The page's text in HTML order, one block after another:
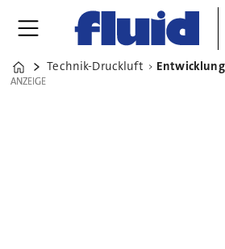
Home
Technik-Druckluft
ANZEIGE
ANZEIGE